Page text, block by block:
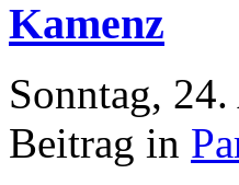
Kamenz
Sonntag,
Beitrag in